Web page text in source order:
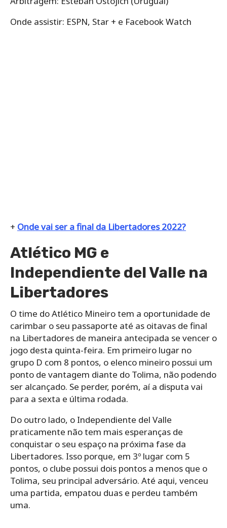
Onde assistir: ESPN, Star + e Facebook Watch
+ Onde vai ser a final da Libertadores 2022?
Atlético MG e
Independiente del Valle na
Libertadores
O time do Atlético Mineiro tem a oportunidade de
carimbar o seu passaporte até as oitavas de final
na Libertadores de maneira antecipada se vencer o
jogo desta quinta-feira. Em primeiro lugar no
grupo D com 8 pontos, o elenco mineiro possui um
ponto de vantagem diante do Tolima, não podendo
ser alcançado. Se perder, porém, aí a disputa vai
para a sexta e última rodada.
Do outro lado, o Independiente del Valle
praticamente não tem mais esperanças de
conquistar o seu espaço na próxima fase da
Libertadores. Isso porque, em 3º lugar com 5
pontos, o clube possui dois pontos a menos que o
Tolima, seu principal adversário. Até aqui, venceu
uma partida, empatou duas e perdeu também
uma.